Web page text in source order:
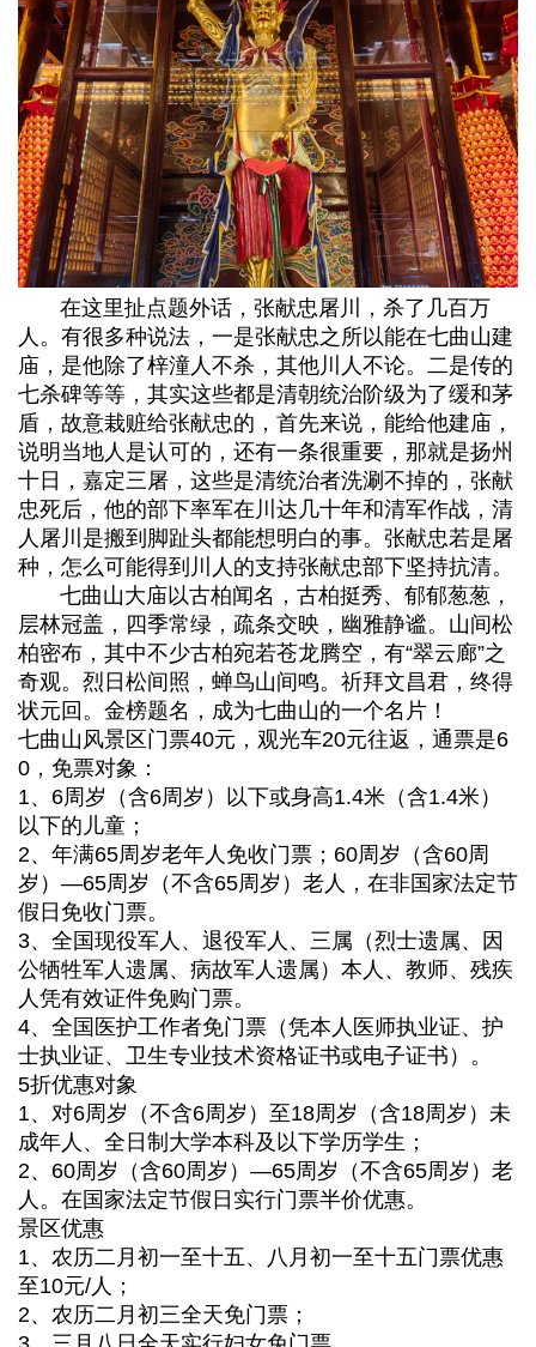
在这里扯点题外话，张献忠屠川，杀了几百万
人。有很多种说法，一是张献忠之所以能在七曲山建
庙，是他除了梓潼人不杀，其他川人不论。二是传的
七杀碑等等，其实这些都是清朝统治阶级为了缓和茅
盾，故意栽赃给张献忠的，首先来说，能给他建庙，
说明当地人是认可的，还有一条很重要，那就是扬州
十日，嘉定三屠，这些是清统治者洗涮不掉的，张献
忠死后，他的部下率军在川达几十年和清军作战，清
人屠川是搬到脚趾头都能想明白的事。张献忠若是屠
种，怎么可能得到川人的支持张献忠部下坚持抗清。
七曲山大庙以古柏闻名，古柏挺秀、郁郁葱葱，
层林冠盖，四季常绿，疏条交映，幽雅静谧。山间松
柏密布，其中不少古柏宛若苍龙腾空，有“翠云廊”之
奇观。烈日松间照，蝉鸟山间鸣。祈拜文昌君，终得
状元回。金榜题名，成为七曲山的一个名片！
七曲山风景区门票40元，观光车20元往返，通票是6
0，免票对象：
1、6周岁（含6周岁）以下或身高1.4米（含1.4米）
以下的儿童；
2、年满65周岁老年人免收门票；60周岁（含60周
岁）—65周岁（不含65周岁）老人，在非国家法定节
假日免收门票。
3、全国现役军人、退役军人、三属（烈士遗属、因
公牺牲军人遗属、病故军人遗属）本人、教师、残疾
人凭有效证件免购门票。
4、全国医护工作者免门票（凭本人医师执业证、护
士执业证、卫生专业技术资格证书或电子证书）。
5折优惠对象
1、对6周岁（不含6周岁）至18周岁（含18周岁）未
成年人、全日制大学本科及以下学历学生；
2、60周岁（含60周岁）—65周岁（不含65周岁）老
人。在国家法定节假日实行门票半价优惠。
景区优惠
1、农历二月初一至十五、八月初一至十五门票优惠
至10元/人；
2、农历二月初三全天免门票；